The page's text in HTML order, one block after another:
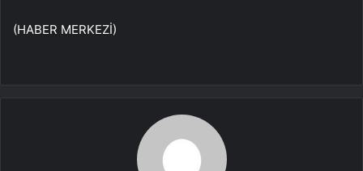
(HABER MERKEZİ)